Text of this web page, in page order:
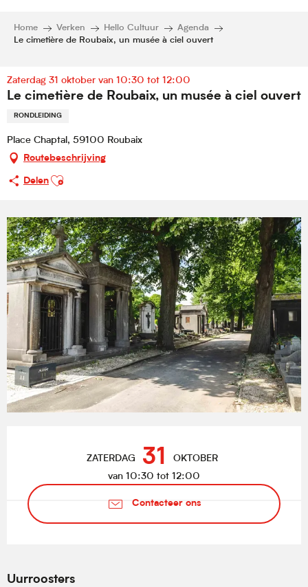
Home Verken Hello Cultuur
Agenda
Le cimetière de Roubaix, un musée à ciel ouvert
Zaterdag 31 oktober van 10:30 tot 12:00
Le cimetière de Roubaix, un musée à ciel ouvert
RONDLEIDING
Place Chaptal, 59100 Roubaix
Routebeschrijving
Delen
Ajouter aux favoris
ZATERDAG 31 OKTOBER
van 10:30 tot 12:00
Contacteer ons
Uurroosters